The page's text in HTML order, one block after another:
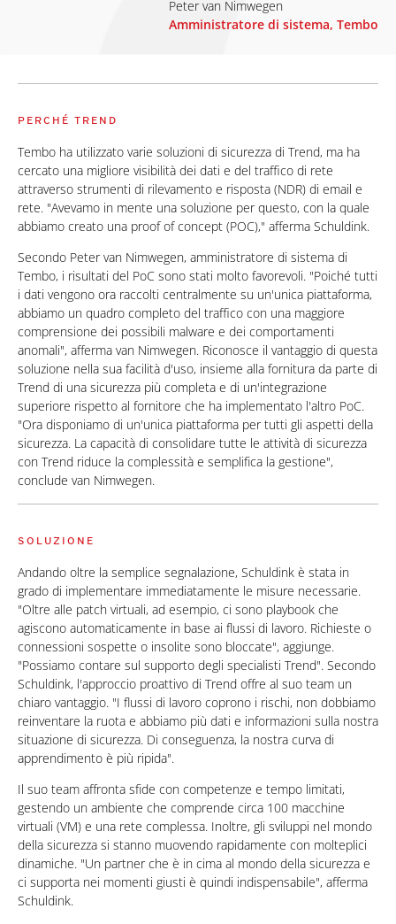
Peter van Nimwegen
Amministratore di sistema, Tembo
PERCHÉ TREND
Tembo ha utilizzato varie soluzioni di sicurezza di Trend, ma ha
cercato una migliore visibilità dei dati e del traffico di rete
attraverso strumenti di rilevamento e risposta (NDR) di email e
rete. "Avevamo in mente una soluzione per questo, con la quale
abbiamo creato una proof of concept (POC)," afferma Schuldink.
Secondo Peter van Nimwegen, amministratore di sistema di
Tembo, i risultati del PoC sono stati molto favorevoli. "Poiché tutti
i dati vengono ora raccolti centralmente su un'unica piattaforma,
abbiamo un quadro completo del traffico con una maggiore
comprensione dei possibili malware e dei comportamenti
anomali", afferma van Nimwegen. Riconosce il vantaggio di questa
soluzione nella sua facilità d'uso, insieme alla fornitura da parte di
Trend di una sicurezza più completa e di un'integrazione
superiore rispetto al fornitore che ha implementato l'altro PoC.
"Ora disponiamo di un'unica piattaforma per tutti gli aspetti della
sicurezza. La capacità di consolidare tutte le attività di sicurezza
con Trend riduce la complessità e semplifica la gestione",
conclude van Nimwegen.
SOLUZIONE
Andando oltre la semplice segnalazione, Schuldink è stata in
grado di implementare immediatamente le misure necessarie.
"Oltre alle patch virtuali, ad esempio, ci sono playbook che
agiscono automaticamente in base ai flussi di lavoro. Richieste o
connessioni sospette o insolite sono bloccate", aggiunge.
"Possiamo contare sul supporto degli specialisti Trend". Secondo
Schuldink, l'approccio proattivo di Trend offre al suo team un
chiaro vantaggio. "I flussi di lavoro coprono i rischi, non dobbiamo
reinventare la ruota e abbiamo più dati e informazioni sulla nostra
situazione di sicurezza. Di conseguenza, la nostra curva di
apprendimento è più ripida".
Il suo team affronta sfide con competenze e tempo limitati,
gestendo un ambiente che comprende circa 100 macchine
virtuali (VM) e una rete complessa. Inoltre, gli sviluppi nel mondo
della sicurezza si stanno muovendo rapidamente con molteplici
dinamiche. "Un partner che è in cima al mondo della sicurezza e
ci supporta nei momenti giusti è quindi indispensabile", afferma
Schuldink.